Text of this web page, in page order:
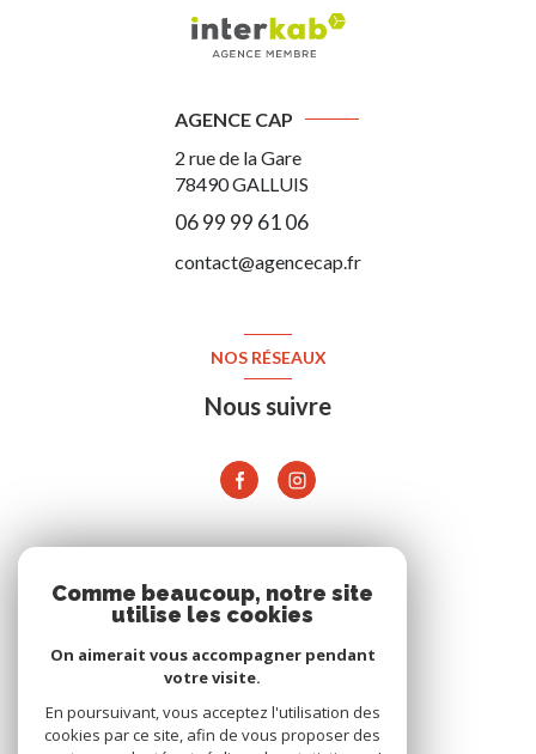
AGENCE CAP
2 rue de la Gare
78490GALLUIS
06 99 99 61 06
contact@agencecap.fr
NOS RÉSEAUX
Nous suivre
Comme beaucoup, notre site
utilise les cookies
On aimerait vous accompagner pendant
votre visite.
En poursuivant, vous acceptez l'utilisation des
cookies par ce site, afin de vous proposer des